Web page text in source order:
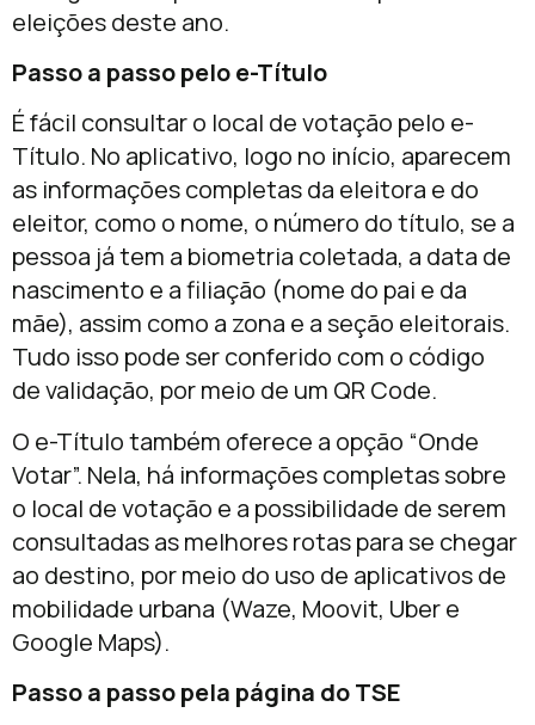
eleições deste ano.
Passo a passo pelo e-Título
É fácil consultar o local de votação pelo e-
Título. No aplicativo, logo no início, aparecem
as informações completas da eleitora e do
eleitor, como o nome, o número do título, se a
pessoa já tem a biometria coletada, a data de
nascimento e a filiação (nome do pai e da
mãe), assim como a zona e a seção eleitorais.
Tudo isso pode ser conferido com o código
de validação, por meio de um QR Code.
O e-Título também oferece a opção “Onde
Votar”. Nela, há informações completas sobre
o local de votação e a possibilidade de serem
consultadas as melhores rotas para se chegar
ao destino, por meio do uso de aplicativos de
mobilidade urbana (Waze, Moovit, Uber e
Google Maps).
Passo a passo pela página do TSE